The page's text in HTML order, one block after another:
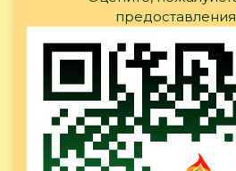
предоставления